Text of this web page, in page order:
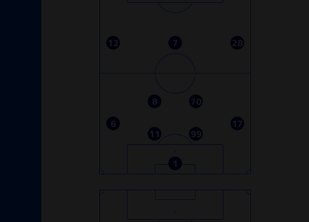
12 7 28
8
70
6
11 99
17
1